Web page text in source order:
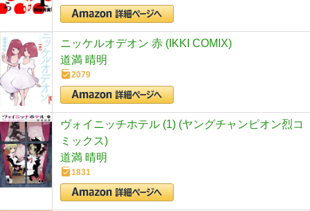
ニッケルオデオン 赤 (IKKI COMIX)
道満 晴明
2079
ヴォイニッチホテル (1) (ヤングチャンピオン烈コ
ミックス)
道満 晴明
1831